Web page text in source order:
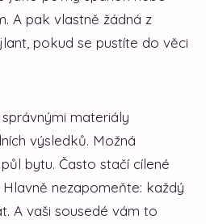
A pak vlastně žádná z
pokud se pustíte do věci
materiály
výsledků. Možná
bytu. Často stačí cílené
nezapomeňte: každý
A vaši sousedé vám to